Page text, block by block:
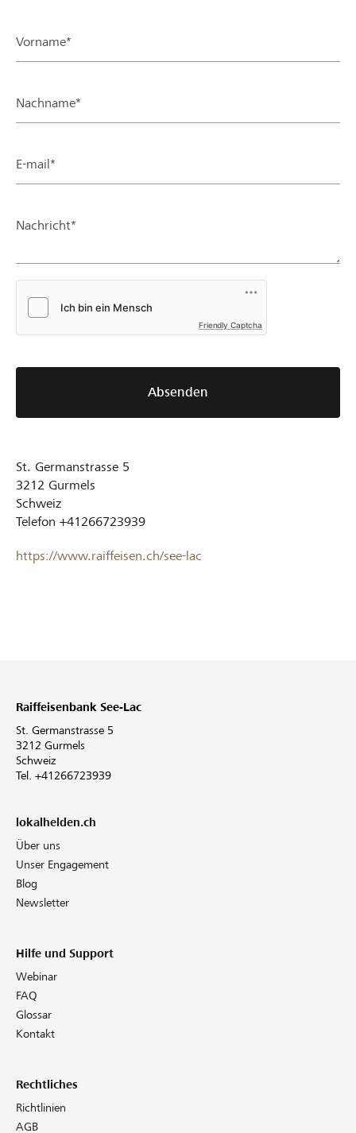
Vorname*
Nachname*
E-mail*
Nachricht*
Friendly Captcha
Absenden
St. Germanstrasse 5
3212 Gurmels
Schweiz
Telefon +41266723939
https://www.raiffeisen.ch/see-lac
Raiffeisenbank See-Lac
St. Germanstrasse 5
3212 Gurmels
Schweiz
Tel. +41266723939
lokalhelden.ch
Über uns
Unser Engagement
Blog
Newsletter
Hilfe und Support
Webinar
FAQ
Glossar
Kontakt
Rechtliches
Richtlinien
AGB